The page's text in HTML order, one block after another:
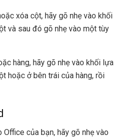
xóa cột, hãy gõ nhẹ vào khối
và sau đó gõ nhẹ vào một tùy
hàng, hãy gõ nhẹ vào khối lựa
hoặc ở bên trái của hàng, rồi
của bạn, hãy gõ nhẹ vào